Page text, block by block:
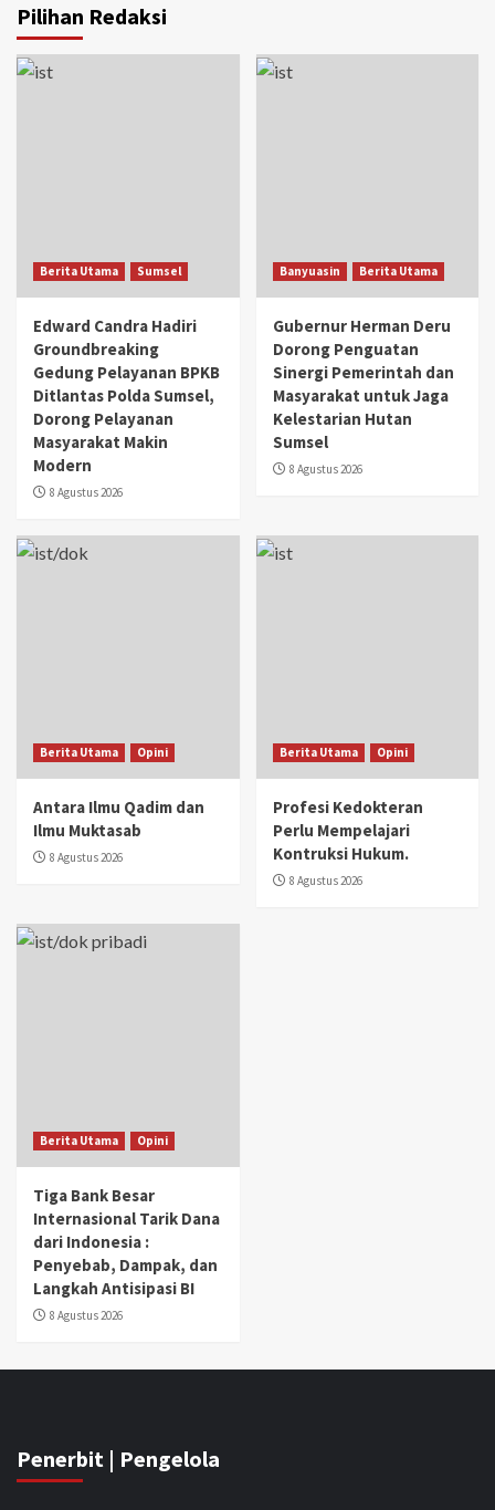
Pilihan Redaksi
Berita Utama Sumsel
Edward Candra Hadiri
Groundbreaking
Gedung Pelayanan BPKB
Ditlantas Polda Sumsel,
Dorong Pelayanan
Masyarakat Makin
Modern
8 Agustus 2026
Banyuasin Berita Utama
Gubernur Herman Deru
Dorong Penguatan
Sinergi Pemerintah dan
Masyarakat untuk Jaga
Kelestarian Hutan
Sumsel
8 Agustus 2026
Berita Utama Opini
Antara Ilmu Qadim dan
Ilmu Muktasab
8 Agustus 2026
Berita Utama Opini
Profesi Kedokteran
Perlu Mempelajari
Kontruksi Hukum.
8 Agustus 2026
Berita Utama Opini
Tiga Bank Besar
Internasional Tarik Dana
dari Indonesia :
Penyebab, Dampak, dan
Langkah Antisipasi BI
8 Agustus 2026
Penerbit | Pengelola